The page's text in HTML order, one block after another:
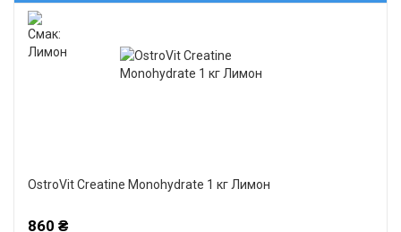
OstroVit Creatine Monohydrate 1 кг Лимон
860 ₴